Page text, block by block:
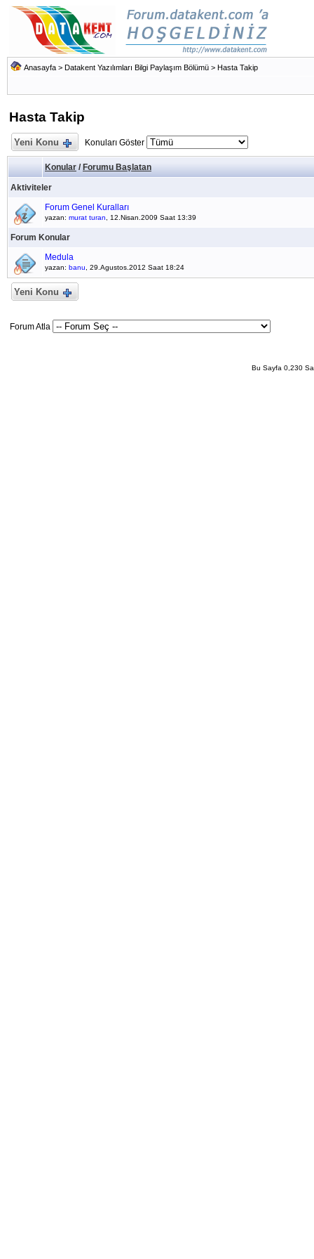
Anasayfa > Datakent Yazılımları Bilgi Paylaşım Bölümü > Hasta Takip
Hasta Takip
Yeni Konu Konuları Göster
Konular / Forumu Başlatan
Aktiviteler
Forum Genel Kuralları
yazan: murat turan , 12.Nisan.2009 Saat 13:39
Forum Konular
Medula
yazan: banu , 29.Agustos.2012 Saat 18:24
Yeni Konu
Forum Atla
Bu Sayfa 0,230